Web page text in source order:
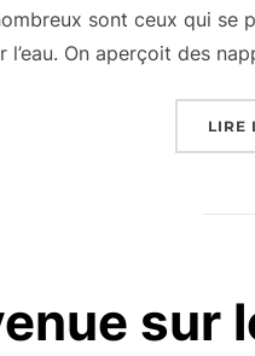
sont ceux qui
l’eau. On aperçoit des
LIRE
sur